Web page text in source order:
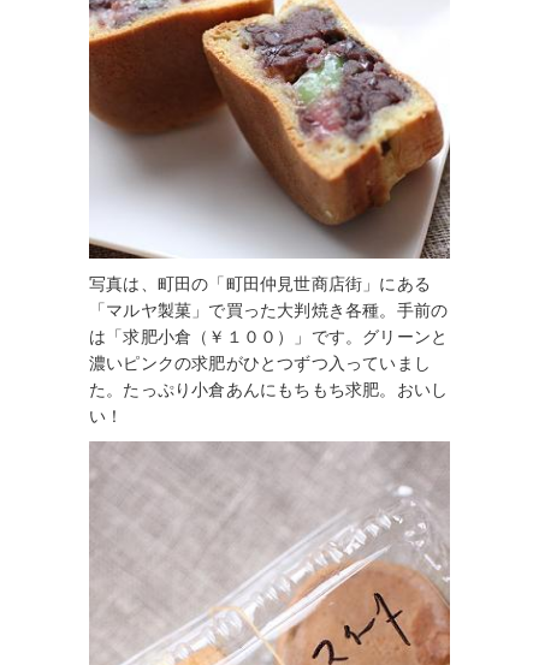
写真は、町田の「町田仲見世商店街」にある
「マルヤ製菓」で買った大判焼き各種。手前の
は「求肥小倉（￥１００）」です。グリーンと
濃いピンクの求肥がひとつずつ入っていまし
た。たっぷり小倉あんにもちもち求肥。おいし
い！